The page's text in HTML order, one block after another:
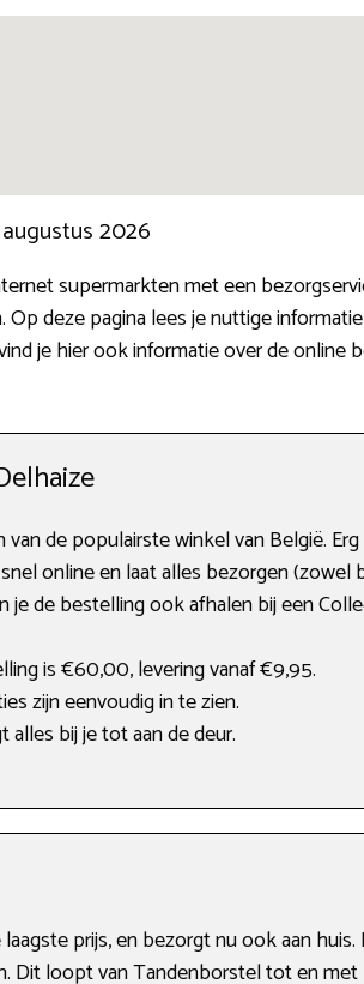
2026
supermarkten met een
deze pagina lees je nuttige
je hier ook informatie over de online
van de populairste winkel van België.
online en laat alles bezorgen
je de bestelling ook afhalen bij een
is €60,00, levering vanaf €9,95.
zijn eenvoudig in te zien.
alles bij je tot aan de deur.
prijs, en bezorgt nu ook aan
Dit loopt van Tandenborstel tot en met